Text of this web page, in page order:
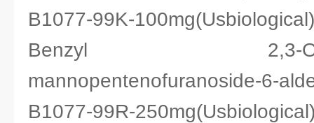
B1077-99K-100mg(Usbiological)
Benzyl 2,3-O-
mannopentenofuranoside-6-
B1077-99R-